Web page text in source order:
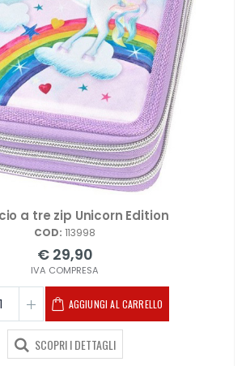
a tre zip Unicorn Edition
COD: 113998
€ 29,90
IVA COMPRESA
AGGIUNGI AL CARRELLO
SCOPRI I DETTAGLI